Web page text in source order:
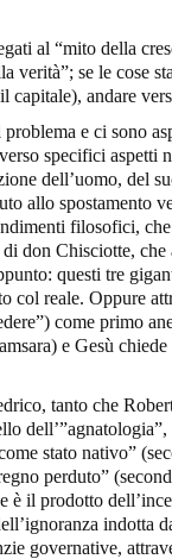
al “mito della
verità”; se le cose
andare
e ci sono
specifici
dell’uomo, del
allo spostamento
filosofici,
don Chisciotte,
questi tre
col reale. Oppure
come primo
e Gesù
tanto che
stato nativo”
perduto”
è il prodotto
indotta
governative,